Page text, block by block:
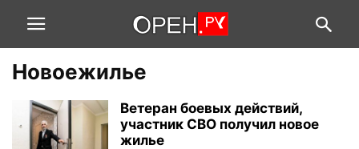
Новоежилье
Ветеран боевых действий,
участник СВО получил новое
жилье